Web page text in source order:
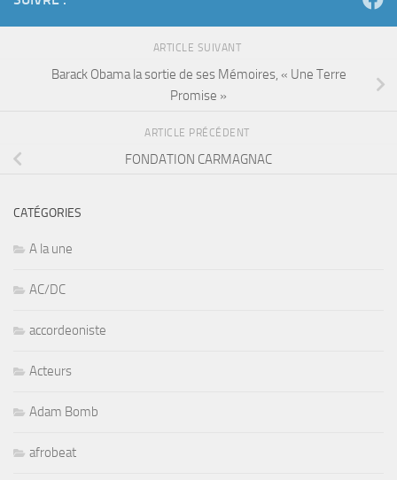
ARTICLE SUIVANT
Barack Obama la sortie de ses Mémoires, « Une Terre
Promise »
ARTICLE PRÉCÉDENT
FONDATION CARMAGNAC
CATÉGORIES
A la une
AC/DC
accordeoniste
Acteurs
Adam Bomb
afrobeat